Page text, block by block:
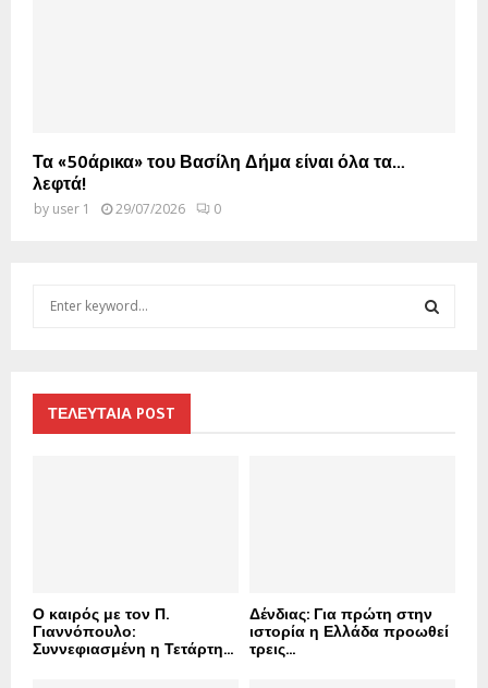
Τα «50άρικα» του Βασίλη Δήμα είναι όλα τα…
λεφτά!
by user 1 29/07/2026 0
f
ΤΕΛΕΥΤΑΙΑ POST
Ο καιρός με τον Π.
Γιαννόπουλο:
Συννεφιασμένη η Τετάρτη...
Δένδιας: Για πρώτη στην
ιστορία η Ελλάδα προωθεί
τρεις...